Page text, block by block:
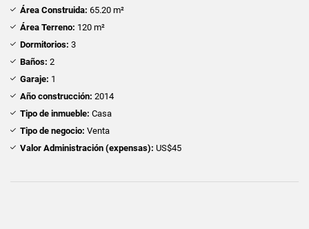
Área Construida: 65.20 m²
Área Terreno: 120 m²
Dormitorios: 3
Baños: 2
Garaje: 1
Año construcción: 2014
Tipo de inmueble: Casa
Tipo de negocio: Venta
Valor Administración (expensas): US$45